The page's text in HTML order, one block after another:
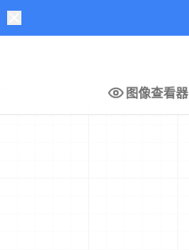
图像查看器